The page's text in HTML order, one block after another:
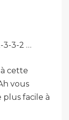
3-3-2 …
cette
vous
plus facile à